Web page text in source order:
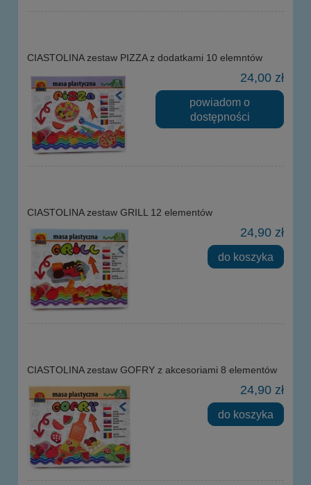
CIASTOLINA zestaw PIZZA z dodatkami 10 elemntów
24,00 zł
powiadom o
dostępności
CIASTOLINA zestaw GRILL 12 elementów
24,90 zł
do koszyka
CIASTOLINA zestaw GOFRY z akcesoriami 8 elementów
24,90 zł
do koszyka